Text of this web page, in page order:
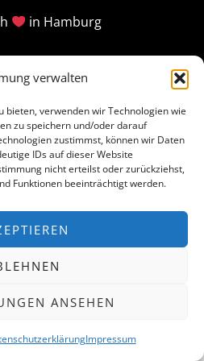
verwalten
bieten, verwenden wir Technologien wie
zu speichern und/oder darauf
zustimmst, können wir Daten
IDs auf dieser Website
nicht erteilst oder zurückziehst,
Funktionen beeinträchtigt werden.
ANSEHEN
Impressum
in Hamburg